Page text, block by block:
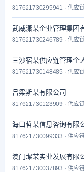
817621730295941 · 供应
武威潇某企业管理集团
817621730246789 · 供应
三沙宿某供应链管理个
817621730148485 · 供应
吕梁斯某有限公司
817621730123909 · 供应
海口哲某信息咨询有限
817621730099333 · 供应
澳门璨某实业发展有限
817621730037893 · 供应